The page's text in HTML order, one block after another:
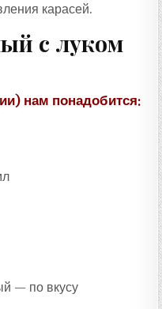
карасей.
с луком
нам понадобится:
— по вкусу